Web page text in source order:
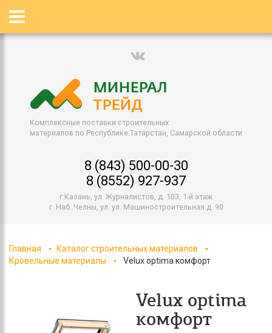
Комплексные поставки строительных
материалов по Республике Татарстан, Самарской области
8 (843) 500-00-30
8 (8552) 927-937
г.Казань, ул. Журналистов, д. 103, 1-й этаж
г. Наб. Челны, ул. ул. Машиностроительная д. 90
Главная
Каталог строительных материалов
Кровельные материалы
Velux optima комфорт
Velux optima
комфорт